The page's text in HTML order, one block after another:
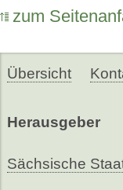
zum
Übersicht
Herausgeber
Sächsische